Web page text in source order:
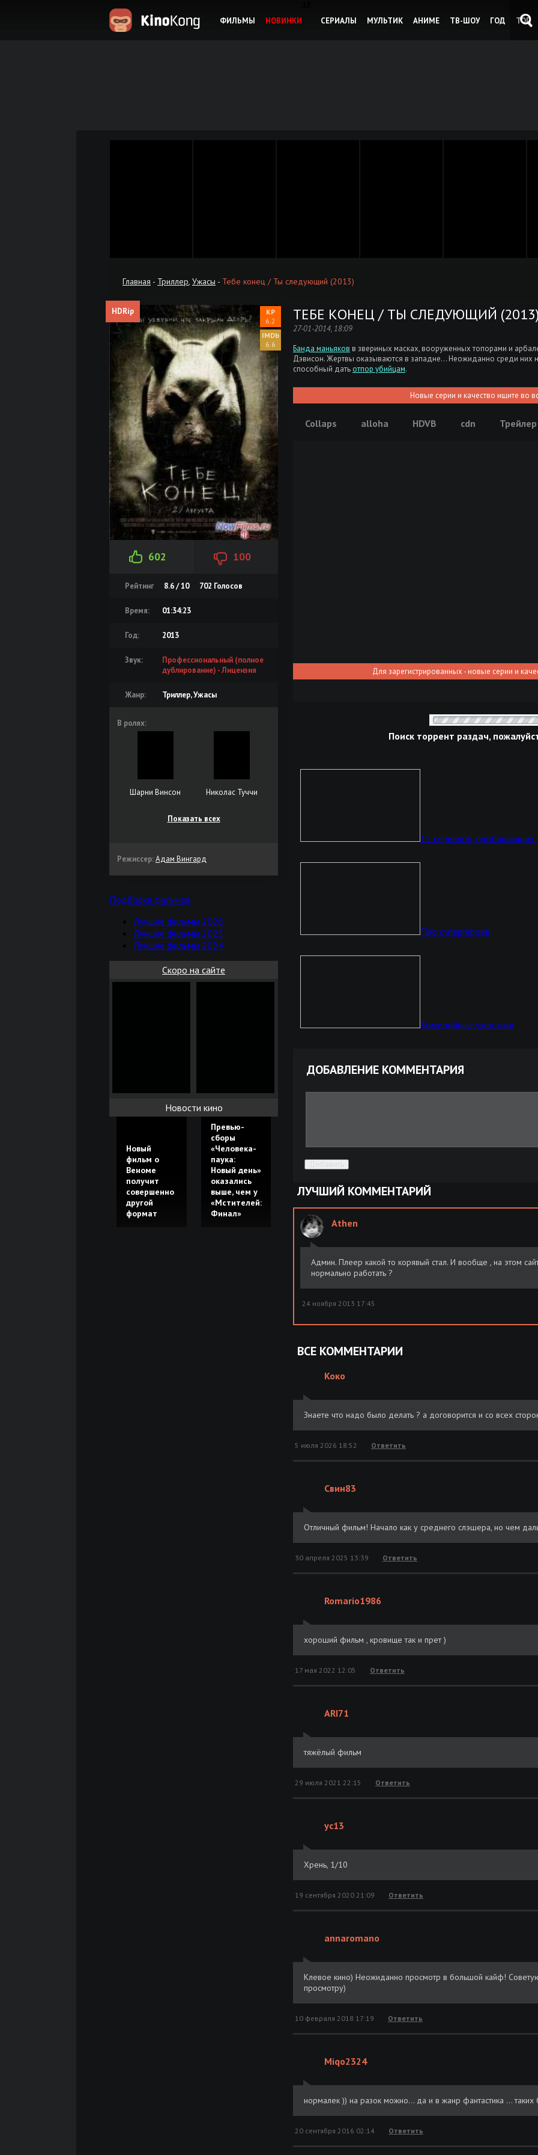
ФИЛЬМЫ НОВИНКИ
СЕРИАЛЫ
МУЛЬТИК АНИМЕ ТВ-ШОУ ГОД ТОП
Главная - Триллер, Ужасы - Тебе конец / Ты следующий (2013)
HDRip
6.2
6.6
602 100
Рейтинг 8.6 / 10 702 Голосов
Время: 01:34:23
Год: 2013
Звук:
Профессиональный (полное
дублирование) - Лицензия
Жанр: Триллер, Ужасы
В ролях:
Шарни Винсон Николас Туччи
Показать всех
Режиссер:Адам Вингард
Подборка фильмов
Лучшие фильмы 2026
Лучшие фильмы 2025
Лучшие фильмы 2024
Скоро на сайте
Новости кино
Новый
фильм о
Веноме
получит
совершенно
другой
формат
Превью-
сборы
«Человека-
паука:
Новый день»
оказались
выше, чем у
«Мстителей:
Финал»
ТЕБЕ КОНЕЦ / ТЫ СЛЕДУЮЩИЙ (2013)
27-01-2014, 18:09
Банда маньяков в звериных масках, вооруженных топорами и
Дэвисон. Жертвы оказываются в западне… Неожиданно среди них
способный дать отпор убийцам.
Новые серии и качество ищите во
Collaps alloha HDVB cdn Трейлер
Для зарегистрированных - новые серии и
Поиск торрент раздач,
12 сериалов,
Про супергероев
Комедийные ужастики
ДОБАВЛЕНИЕ КОММЕНТАРИЯ
Добавить
ЛУЧШИЙ КОММЕНТАРИЙ
Athen
Админ. Плеер какой то корявый стал. И вообще , на этом
нормально работать ?
24 ноября 2013 17:45
ВСЕ КОММЕНТАРИИ
Коко
Знаете что надо было делать ? а договорится и со всех
5 июля 2026 18:52 Ответить
Свин83
Отличный фильм! Начало как у среднего слэшера, но чем
30 апреля 2025 13:39 Ответить
Romario1986
хороший фильм , кровище так и прет )
17 мая 2022 12:05 Ответить
ARI71
тяжёлый фильм
29 июля 2021 22:15 Ответить
yc13
Хрень, 1/10
19 сентября 2020 21:09 Ответить
annaromano
Клевое кино) Неожиданно просмотр в большой кайф! Советую
просмотру)
10 февраля 2018 17:19 Ответить
Miqo2324
нормалек )) на разок можно... да и в жанр фантастика ... таких
20 сентября 2016 02:14 Ответить